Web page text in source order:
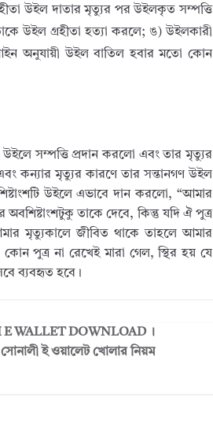
উইল দাতার মৃত্যুর পর উইলকৃত সম্পত্তি
উইল গ্রহীতা হত্যা করলে; ঙ) উইলকারী
অনুযায়ী উইল বাতিল হবার মতো কোন
সম্পত্তি প্রদান করলো এবং তার মৃত্যুর
কন্যার মৃত্যুর কারণে তার সন্তানগণ উইল
উইলে এভাবে দান করলো, “আমার
তাকে দেবে, কিন্তু যদি ঐ পুত্র
মৃত্যুকালে জীবিত থাকে তাহলে আমার
পুত্র না রেখেই মারা গেল, স্থির হয় যে
ব্যবহৃত হবে।
WALLET DOWNLOAD ।
সোনালী ই ওয়ালেট খোলার নিয়ম